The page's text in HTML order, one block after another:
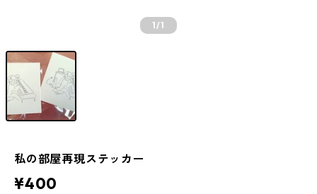
1/1
私の部屋再現ステッカー
¥400